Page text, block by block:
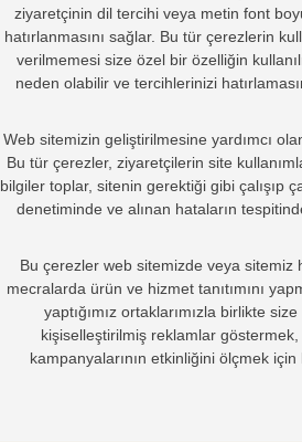
ziyaretçinin dil tercihi veya metin font
hatırlanmasını sağlar. Bu tür çerezlerin
verilmemesi size özel bir özelliğin
neden olabilir ve tercihlerinizi
Web sitemizin geliştirilmesine yardımcı
Bu tür çerezler, ziyaretçilerin site
bilgiler toplar, sitenin gerektiği gibi çalışıp
denetiminde ve alınan hataların
Bu çerezler web sitemizde veya sitemiz
mecralarda ürün ve hizmet tanıtımını
yaptığımız ortaklarımızla birlikte
kişiselleştirilmiş reklamlar göstermek,
kampanyalarının etkinliğini ölçmek için